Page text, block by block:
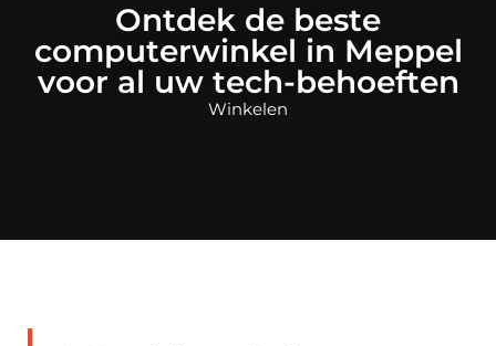
Ontdek de beste
computerwinkel in Meppel
voor al uw tech-behoeften
Winkelen